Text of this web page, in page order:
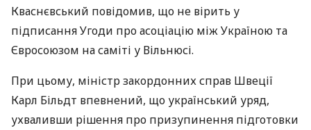
Кваснєвський повідомив, що не вірить у
підписання Угоди про асоціацію між Україною та
Євросоюзом на саміті у Вільнюсі.
При цьому, міністр закордонних справ Швеції
Карл Більдт впевнений, що український уряд,
ухваливши рішення про призупинення підготовки